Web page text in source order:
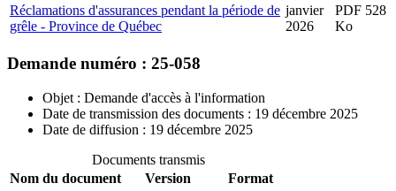
Réclamations d'assurances pendant la période de
grêle - Province de Québec
janvier
2026
PDF 528
Ko
Demande numéro : 25-058
Objet : Demande d'accès à l'information
Date de transmission des documents : 19 décembre 2025
Date de diffusion : 19 décembre 2025
Documents transmis
Nom du document
Version
Format